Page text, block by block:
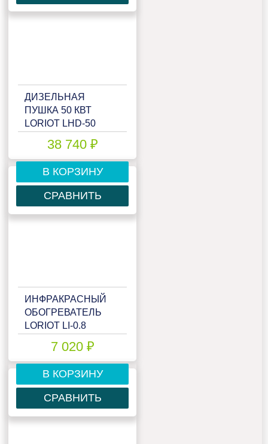
ДИЗЕЛЬНАЯ
ПУШКА 50 КВТ
LORIOT LHD-50
38 740 ₽
В КОРЗИНУ
СРАВНИТЬ
ИНФРАКРАСНЫЙ
ОБОГРЕВАТЕЛЬ
LORIOT LI-0.8
7 020 ₽
В КОРЗИНУ
СРАВНИТЬ